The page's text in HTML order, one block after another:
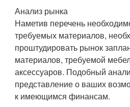
Анализ рынка
Наметив перечень
требуемых материалов,
проштудировать рынок
материалов, требуемой
аксессуаров. Подобный
представление о ваших
к имеющимся финансам.